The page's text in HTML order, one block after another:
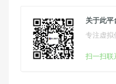
关于此平
专注虚拟
扫一扫联